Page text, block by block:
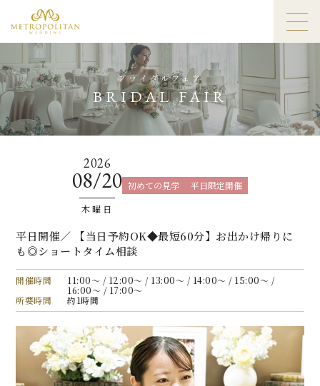
ブライダルフェア
BRIDAL FAIR
2026
08/20
木曜日
初めての見学 平日限定開催
平日開催／ 【当日予約OK◆最短60分】お出かけ帰りに
も◎ショートタイム相談
開催時間
11:00〜 / 12:00〜 / 13:00〜 / 14:00〜 / 15:00〜 /
16:00〜 / 17:00〜
所要時間
約1時間